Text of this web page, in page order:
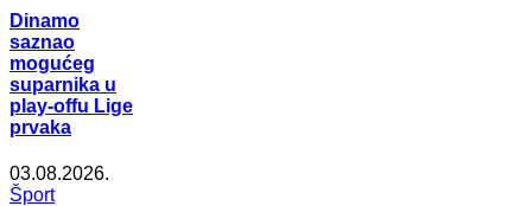
Dinamo
saznao
mogućeg
suparnika u
play-offu Lige
prvaka
03.08.2026.
Šport